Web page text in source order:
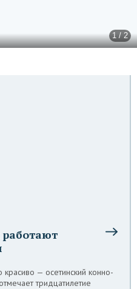
1 / 2
— осетинский конно-
тридцатилетие